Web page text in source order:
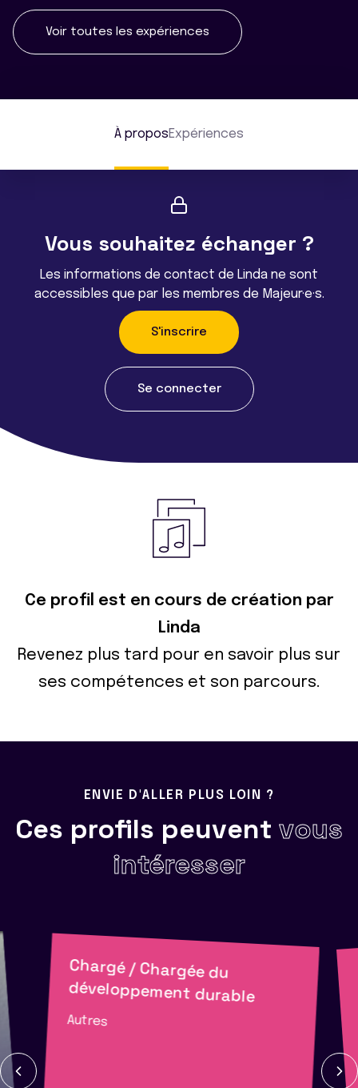
Voir toutes les expériences
À proposExpériences
Vous souhaitez échanger ?
Les informations de contact de Linda ne sont
accessibles que par les membres de Majeur·e·s.
S'inscrire
Se connecter
Ce profil est en cours de création par
Linda
Revenez plus tard pour en savoir plus sur
ses compétences et son parcours.
ENVIE D'ALLER PLUS LOIN ?
Ces profils peuvent vous
intéresser
Chargé / Chargée du
développement durable
Autres